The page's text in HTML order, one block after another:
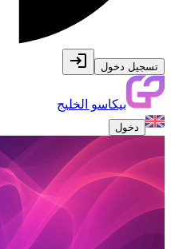
تسجيل دخول
بيكاسو الخليج
دخول